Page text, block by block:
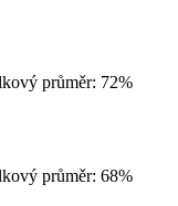
průměr: 72%
průměr: 68%